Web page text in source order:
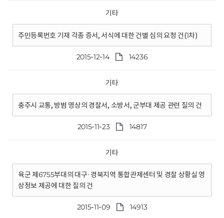
기타
주민등록번호 기재 각종 증서, 서식에 대한 건별 심의 요청 건(1차)
2015-12-14 14236
기타
충주시 교통, 방범 영상의 경찰서, 소방서, 군부대 제공 관련 질의 건
2015-11-23 14817
기타
육군 제6755부대의 대구·경북지역 통합관제센터 및 경찰 상황실 영
상정보 제공에 대한 질의 건
2015-11-09 14913